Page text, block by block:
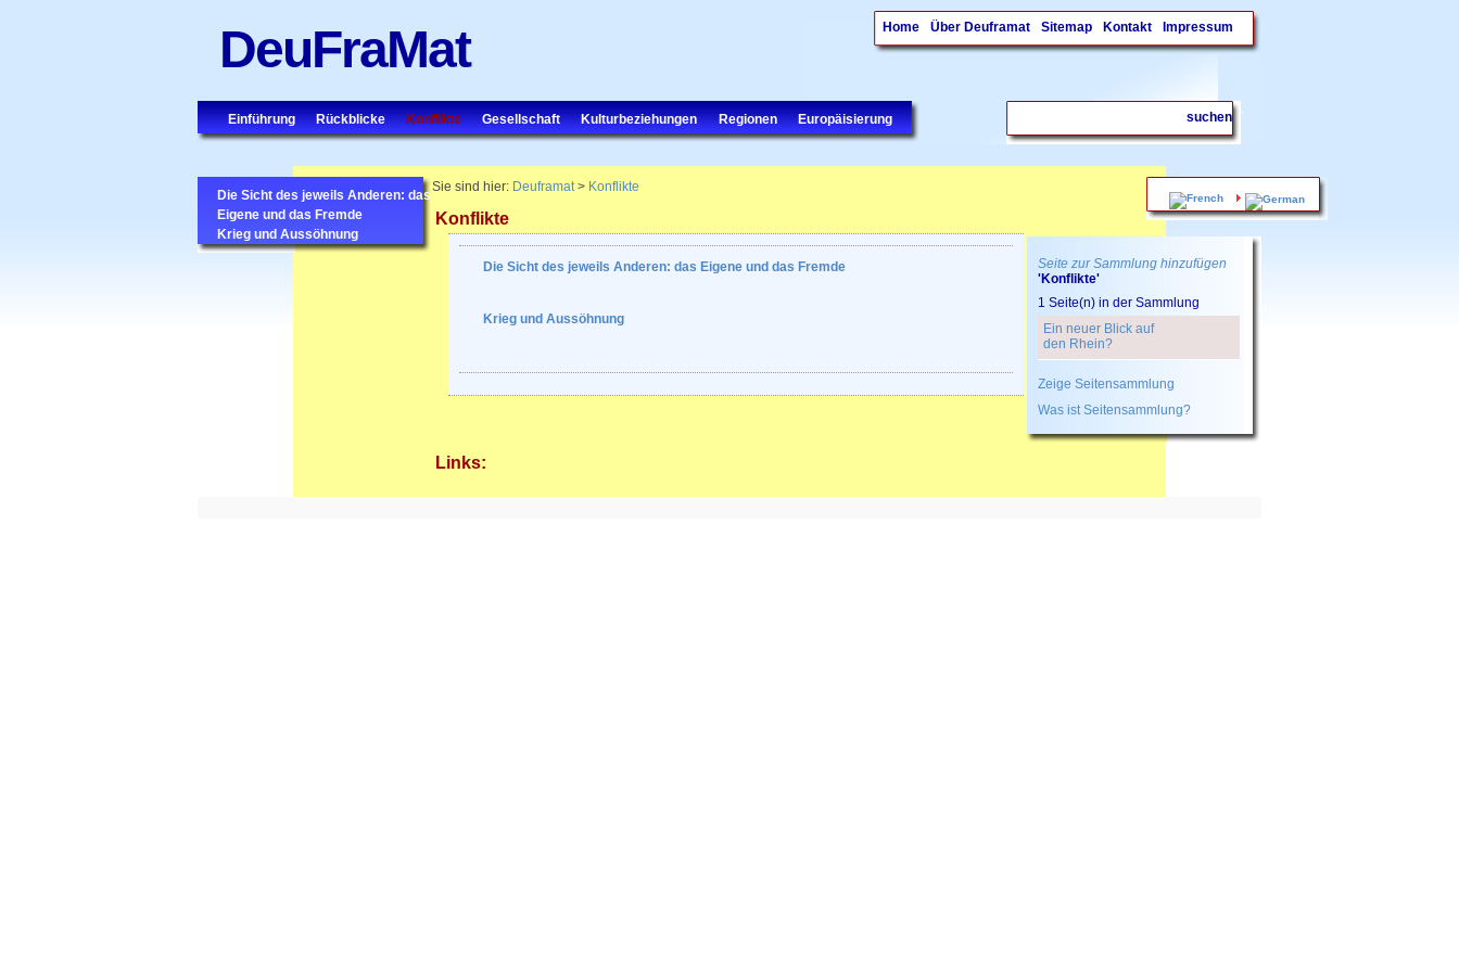
Home Über Deuframat Sitemap Kontakt Impressum
DeuFraMat
Einführung Rückblicke Konflikte Gesellschaft Kulturbeziehungen Regionen Europäisierung
.
Die Sicht des jeweils Anderen: das
Eigene und das Fremde
Krieg und Aussöhnung
Seite zur Sammlung hinzufügen
'Konflikte'
1 Seite(n) in der Sammlung
Ein neuer Blick auf
den Rhein?
Zeige Seitensammlung
Was ist Seitensammlung?
Sie sind hier: Deuframat> Konflikte
Konflikte
Die Sicht des jeweils Anderen: das Eigene und das Fremde
Krieg und Aussöhnung
Links: